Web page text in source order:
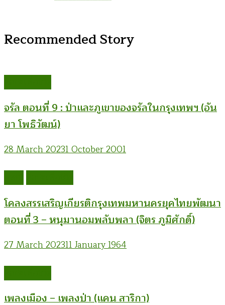
Recommended Story
จรัล ตอนที่ 9 : ป่าและภูเขาของจรัลในกรุงเทพฯ (อัน
ยา โพธิวัฒน์)
28 March 20231 October 2001
โคลงสรรเสริญเกียรติกรุงเทพมหานครยุคไทยพัฒนา
ตอนที่ 3 – หนุมานอมพลับพลา (จิตร ภูมิศักดิ์)
27 March 202311 January 1964
เพลงเมือง – เพลงป่า (แคน สาริกา)